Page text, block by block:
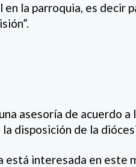
la parroquia, es decir
asesoría de acuerdo a
la disposición de la
está interesada en